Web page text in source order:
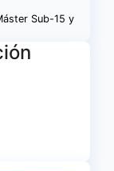
Sub-15 y